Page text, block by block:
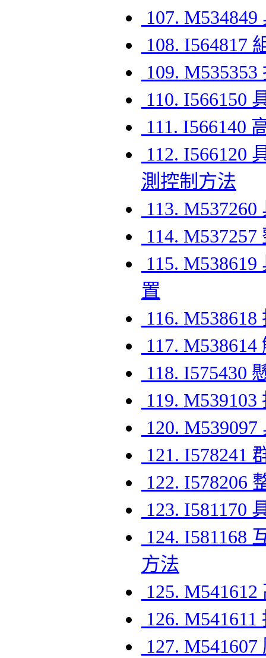
107.
108. I564817
109.
110. I566150
111. I566140
112. I566120
測控制方法
113.
114.
115.
置
116.
117.
118. I575430
119.
120.
121. I578241
122. I578206
123. I581170
124. I581168
方法
125.
126.
127.